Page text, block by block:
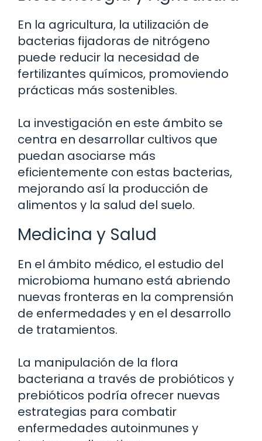
En la agricultura, la utilización de
bacterias fijadoras de nitrógeno
puede reducir la necesidad de
fertilizantes químicos, promoviendo
prácticas más sostenibles.
La investigación en este ámbito se
centra en desarrollar cultivos que
puedan asociarse más
eficientemente con estas bacterias,
mejorando así la producción de
alimentos y la salud del suelo.
Medicina y Salud
En el ámbito médico, el estudio del
microbioma humano está abriendo
nuevas fronteras en la comprensión
de enfermedades y en el desarrollo
de tratamientos.
La manipulación de la flora
bacteriana a través de probióticos y
prebióticos podría ofrecer nuevas
estrategias para combatir
enfermedades autoinmunes y